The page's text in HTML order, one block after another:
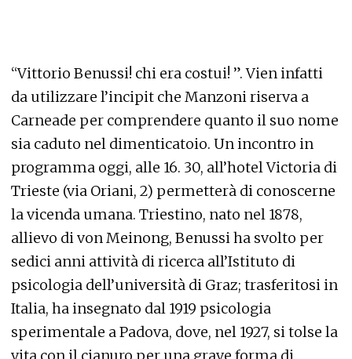
“Vittorio Benussi! chi era costui! ”. Vien infatti
da utilizzare l’incipit che Manzoni riserva a
Carneade per comprendere quanto il suo nome
sia caduto nel dimenticatoio. Un incontro in
programma oggi, alle 16. 30, all’hotel Victoria di
Trieste (via Oriani, 2) permetterà di conoscerne
la vicenda umana. Triestino, nato nel 1878,
allievo di von Meinong, Benussi ha svolto per
sedici anni attività di ricerca all’Istituto di
psicologia dell’università di Graz; trasferitosi in
Italia, ha insegnato dal 1919 psicologia
sperimentale a Padova, dove, nel 1927, si tolse la